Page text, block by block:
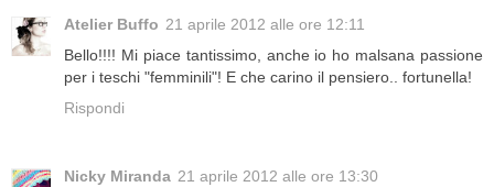
Atelier Buffo 21 aprile 2012 alle ore 12:11
Bello!!!! Mi piace tantissimo, anche io ho malsana passione
per i teschi "femminili"! E che carino il pensiero.. fortunella!
Rispondi
Nicky Miranda 21 aprile 2012 alle ore 13:30